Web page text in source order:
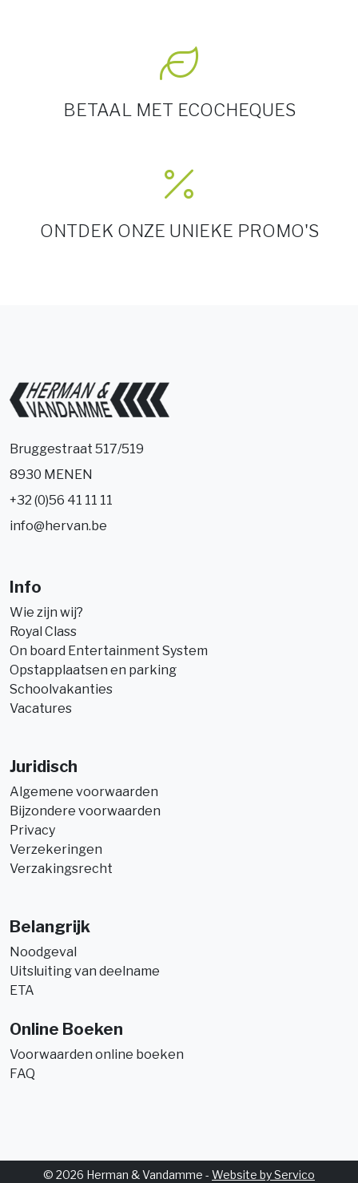
BETAAL MET ECOCHEQUES
ONTDEK ONZE UNIEKE PROMO'S
Bruggestraat 517/519
8930 MENEN
+32 (0)56 41 11 11
info@hervan.be
Info
Wie zijn wij?
Royal Class
On board Entertainment System
Opstapplaatsen en parking
Schoolvakanties
Vacatures
Juridisch
Algemene voorwaarden
Bijzondere voorwaarden
Privacy
Verzekeringen
Verzakingsrecht
Belangrijk
Noodgeval
Uitsluiting van deelname
ETA
Online Boeken
Voorwaarden online boeken
FAQ
© 2026 Herman & Vandamme - Website by Servico